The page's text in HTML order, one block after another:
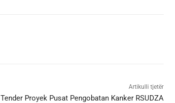
Artikulli tjetër
Tender Proyek Pusat Pengobatan Kanker RSUDZA